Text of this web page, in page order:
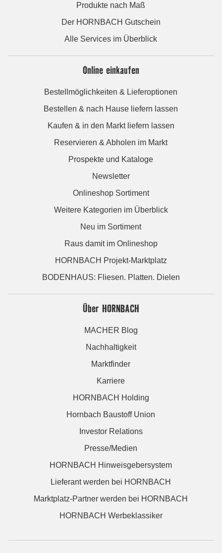
Produkte nach Maß
Der HORNBACH Gutschein
Alle Services im Überblick
Online einkaufen
Bestellmöglichkeiten & Lieferoptionen
Bestellen & nach Hause liefern lassen
Kaufen & in den Markt liefern lassen
Reservieren & Abholen im Markt
Prospekte und Kataloge
Newsletter
Onlineshop Sortiment
Weitere Kategorien im Überblick
Neu im Sortiment
Raus damit im Onlineshop
HORNBACH Projekt-Marktplatz
BODENHAUS: Fliesen. Platten. Dielen
Über HORNBACH
MACHER Blog
Nachhaltigkeit
Marktfinder
Karriere
HORNBACH Holding
Hornbach Baustoff Union
Investor Relations
Presse/Medien
HORNBACH Hinweisgebersystem
Lieferant werden bei HORNBACH
Marktplatz-Partner werden bei HORNBACH
HORNBACH Werbeklassiker